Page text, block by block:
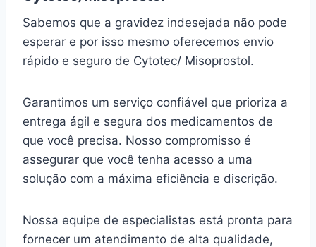
Sabemos que a gravidez indesejada não pode
esperar e por isso mesmo oferecemos envio
rápido e seguro de Cytotec/ Misoprostol.
Garantimos um serviço confiável que prioriza a
entrega ágil e segura dos medicamentos de
que você precisa. Nosso compromisso é
assegurar que você tenha acesso a uma
solução com a máxima eficiência e discrição.
Nossa equipe de especialistas está pronta para
fornecer um atendimento de alta qualidade,